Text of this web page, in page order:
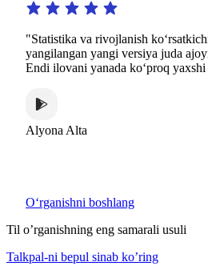
va rivojlanish koʻrsatkichi bilan
yangi versiya juda ajoyib
ilovani yanada koʻproq yaxshi
Alta
Oʻrganishni boshlang
Til o’rganishning eng samarali usuli
Talkpal-ni bepul sinab ko’ring